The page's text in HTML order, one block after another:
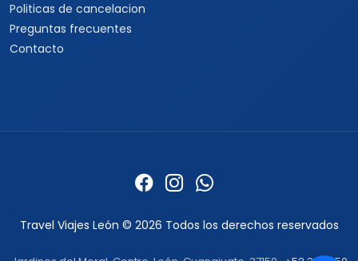
Politicas de cancelacion
Preguntas frecuentes
Contacto
Travel Viajes León © 2026 Todos los derechos reservados